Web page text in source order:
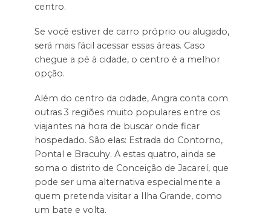
centro.
Se você estiver de carro próprio ou alugado,
será mais fácil acessar essas áreas. Caso
chegue a pé à cidade, o centro é a melhor
opção.
Além do centro da cidade, Angra conta com
outras 3 regiões muito populares entre os
viajantes na hora de buscar onde ficar
hospedado. São elas: Estrada do Contorno,
Pontal e Bracuhy. A estas quatro, ainda se
soma o distrito de Conceição de Jacareí, que
pode ser uma alternativa especialmente a
quem pretenda visitar a Ilha Grande, como
um bate e volta.